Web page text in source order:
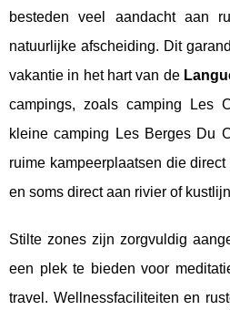
besteden veel aandacht aan
natuurlijke afscheiding. Dit
vakantie in het hart van de
campings, zoals camping Les
kleine camping Les Berges Du
ruime kampeerplaatsen die
en soms direct aan rivier of
Stilte zones zijn zorgvuldig
een plek te bieden voor
travel. Wellnessfaciliteiten en